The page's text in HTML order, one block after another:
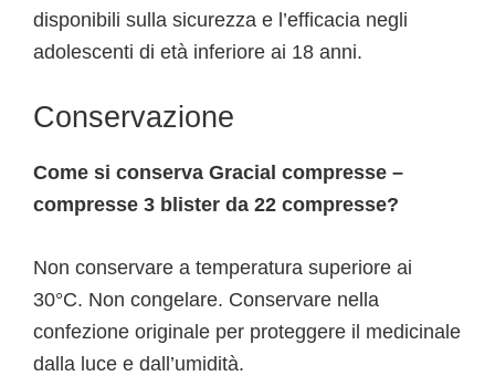
disponibili sulla sicurezza e l’efficacia negli
adolescenti di età inferiore ai 18 anni.
Conservazione
Come si conserva Gracial compresse –
compresse 3 blister da 22 compresse?
Non conservare a temperatura superiore ai
30°C. Non congelare. Conservare nella
confezione originale per proteggere il medicinale
dalla luce e dall’umidità.